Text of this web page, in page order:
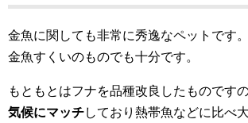
金魚に関しても非常に秀逸なペットです
金魚すくいのものでも十分です。
もともとはフナを品種改良したものです
気候にマッチしており熱帯魚などに比べ